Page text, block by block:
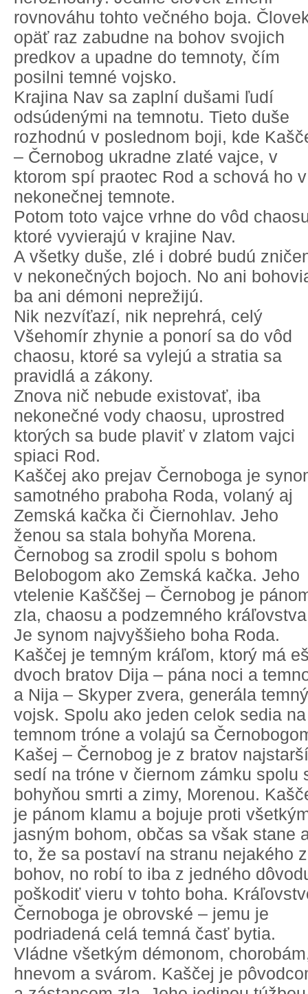
rovnováhu tohto večného boja.
opäť raz zabudne na bohov svojich
predkov a upadne do temnoty, čím
posilni temné vojsko.
Krajina Nav sa zaplní dušami ľudí
odsúdenými na temnotu. Tieto duše
rozhodnú v poslednom boji, kde
– Černobog ukradne zlaté vajce, v
ktorom spí praotec Rod a schová ho v
nekonečnej temnote.
Potom toto vajce vrhne do vôd
ktoré vyvierajú v krajine Nav.
A všetky duše, zlé i dobré budú
v nekonečných bojoch. No ani
ba ani démoni neprežijú.
Nik nezvíťazí, nik neprehrá, celý
Všehomír zhynie a ponorí sa do vôd
chaosu, ktoré sa vylejú a stratia sa
pravidlá a zákony.
Znova nič nebude existovať, iba
nekonečné vody chaosu, uprostred
ktorých sa bude plaviť v zlatom vajci
spiaci Rod.
Kaščej ako prejav Černoboga je
samotného praboha Roda, volaný aj
Zemská kačka či Čiernohlav. Jeho
ženou sa stala bohyňa Morena.
Černobog sa zrodil spolu s bohom
Belobogom ako Zemská kačka. Jeho
vtelenie Kaščšej – Černobog je
zla, chaosu a podzemného
Je synom najvyššieho boha Roda.
Kaščej je temným kráľom, ktorý má
dvoch bratov Dija – pána noci a
a Nija – Skyper zvera, generála
vojsk. Spolu ako jeden celok sedia na
temnom tróne a volajú sa
Kašej – Černobog je z bratov
sedí na tróne v čiernom zámku spolu
bohyňou smrti a zimy, Morenou.
je pánom klamu a bojuje proti
jasným bohom, občas sa však stane
to, že sa postaví na stranu nejakého z
bohov, no robí to iba z jedného
poškodiť vieru v tohto boha.
Černoboga je obrovské – jemu je
podriadená celá temná časť bytia.
Vládne všetkým démonom,
hnevom a svárom. Kaščej je